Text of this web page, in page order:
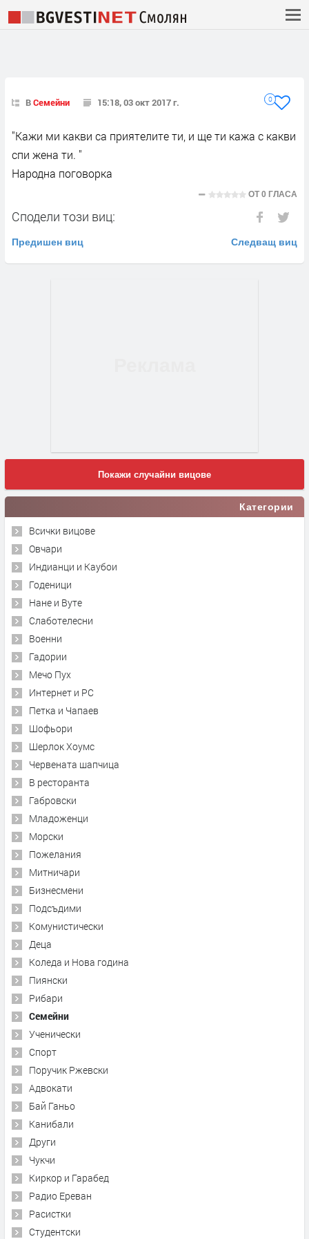
ВСемейни 15:18, 03 окт 2017 г. 0
"Кажи ми какви са приятелите ти, и ще ти кажа с какви
спи жена ти. "
Народна поговорка
ОТ0 ГЛАСА
Сподели този виц:
Предишен виц Следващ виц
Покажи случайни вицове
Категории
Всички вицове
Овчари
Индианци и Каубои
Годеници
Нане и Вуте
Слаботелесни
Военни
Гадории
Мечо Пух
Интернет и PC
Петка и Чапаев
Шофьори
Шерлок Хоумс
Червената шапчица
В ресторанта
Габровски
Младоженци
Морски
Пожелания
Митничари
Бизнесмени
Подсъдими
Комунистически
Деца
Коледа и Нова година
Пиянски
Рибари
Семейни
Ученически
Спорт
Поручик Ржевски
Адвокати
Бай Ганьо
Канибали
Други
Чукчи
Киркор и Гарабед
Радио Ереван
Расистки
Студентски